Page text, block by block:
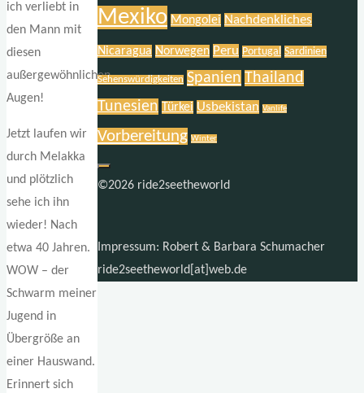
ich verliebt in
den Mann mit
diesen
außergewöhnlichen
Augen!
Jetzt laufen wir
durch Melakka
und plötzlich
sehe ich ihn
wieder! Nach
etwa 40 Jahren.
WOW – der
Schwarm meiner
Jugend in
Übergröße an
einer Hauswand.
Erinnert sich
Mexiko Mongolei Nachdenkliches
Nicaragua Norwegen Peru Portugal Sardinien
Sehenswürdigkeiten Spanien Thailand
Tunesien
Türkei Usbekistan Vanlife
Vorbereitung Winter
©2026 ride2seetheworld
Impressum: Robert & Barbara Schumacher
ride2seetheworld[at]web.de